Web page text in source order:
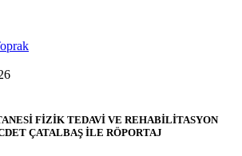
FİZİK TEDAVİ VE REHABİLİTASYON
ÇATALBAŞ İLE RÖPORTAJ